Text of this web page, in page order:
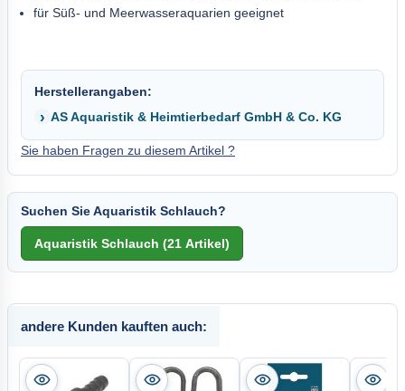
für Süß- und Meerwasseraquarien geeignet
Herstellerangaben:
AS Aquaristik & Heimtierbedarf GmbH & Co. KG
Sie haben Fragen zu diesem Artikel ?
Suchen Sie Aquaristik Schlauch?
andere Kunden kauften auch: